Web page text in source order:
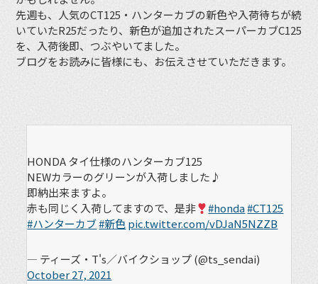
先週も、人気のCT125・ハンターカブの新色や入荷待ちが続
いていたR25だったり、新色が追加されたスーパーカブC125
を、入荷後即、つぶやいてました。
ブログをお読みに皆様にも、お伝えさせていただきます。
HONDA タイ仕様のハンターカブ125
NEWカラーのグリーンが入荷しました♪
即納出来ますよ。
赤も同じく入荷してますので、是非
#honda#CT125
#ハンターカブ#新色pic.twitter.com/vDJaN5NZZB
— ティーズ・T's／バイクショップ (@ts_sendai)
October 27, 2021